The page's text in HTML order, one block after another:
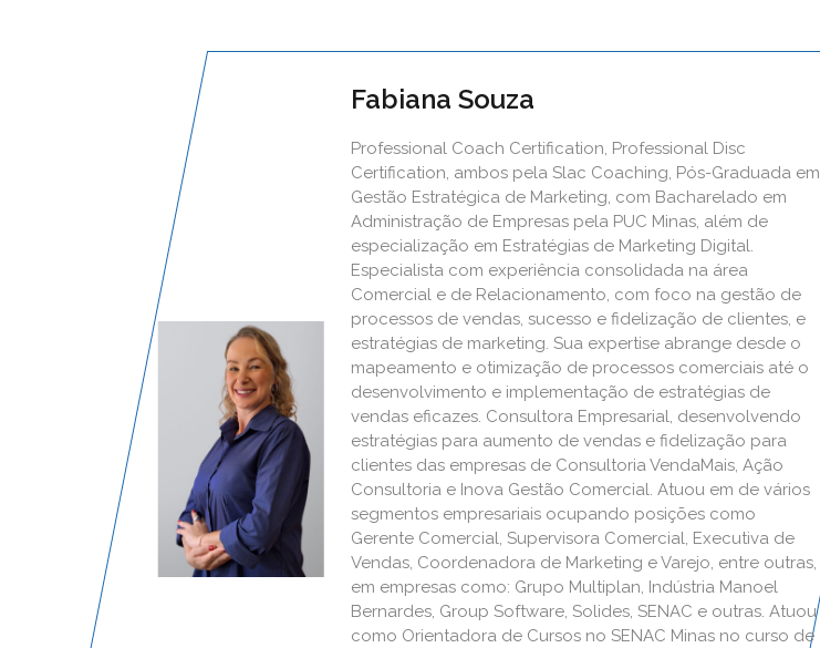
Fabiana Souza
Professional Coach Certification, Professional Disc
Certification, ambos pela Slac Coaching, Pós-Graduada em
Gestão Estratégica de Marketing, com Bacharelado em
Administração de Empresas pela PUC Minas, além de
especialização em Estratégias de Marketing Digital.
Especialista com experiência consolidada na área
Comercial e de Relacionamento, com foco na gestão de
processos de vendas, sucesso e fidelização de clientes, e
estratégias de marketing. Sua expertise abrange desde o
mapeamento e otimização de processos comerciais até o
desenvolvimento e implementação de estratégias de
vendas eficazes. Consultora Empresarial, desenvolvendo
estratégias para aumento de vendas e fidelização para
clientes das empresas de Consultoria VendaMais, Ação
Consultoria e Inova Gestão Comercial. Atuou em de vários
segmentos empresariais ocupando posições como
Gerente Comercial, Supervisora Comercial, Executiva de
Vendas, Coordenadora de Marketing e Varejo, entre outras,
em empresas como: Grupo Multiplan, Indústria Manoel
Bernardes, Group Software, Solides, SENAC e outras. Atuou
como Orientadora de Cursos no SENAC Minas no curso de